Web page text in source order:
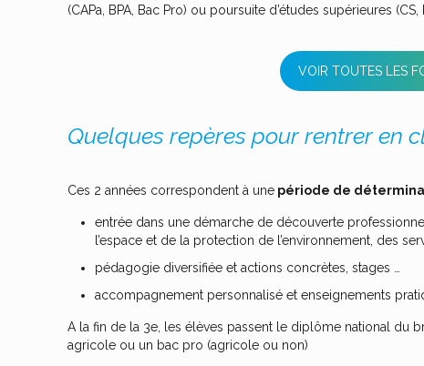
(CAPa, BPA, Bac Pro) ou poursuite d’études supérieures (CS,
VOIR TOUTES LES
Quelques repères pour rentrer en
Ces 2 années correspondent à une période de
entrée dans une démarche de découverte
l’espace et de la protection de l’environnement, des
pédagogie diversifiée et actions concrètes, stages …
accompagnement personnalisé et enseignements
A la fin de la 3e, les élèves passent le diplôme national du
agricole ou un bac pro (agricole ou non)